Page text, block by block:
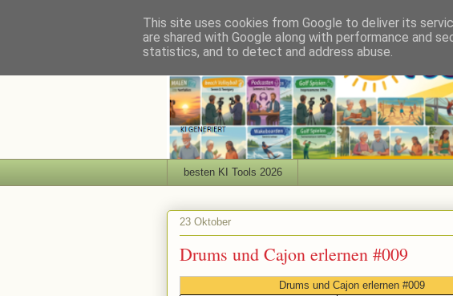
besten KI Tools 2026
23 Oktober
Drums und Cajon erlernen #009
Drums und Cajon erlernen #009
This site uses cookies from Google to deliver its
are shared with Google along with performance and
statistics, and to detect and address abuse.